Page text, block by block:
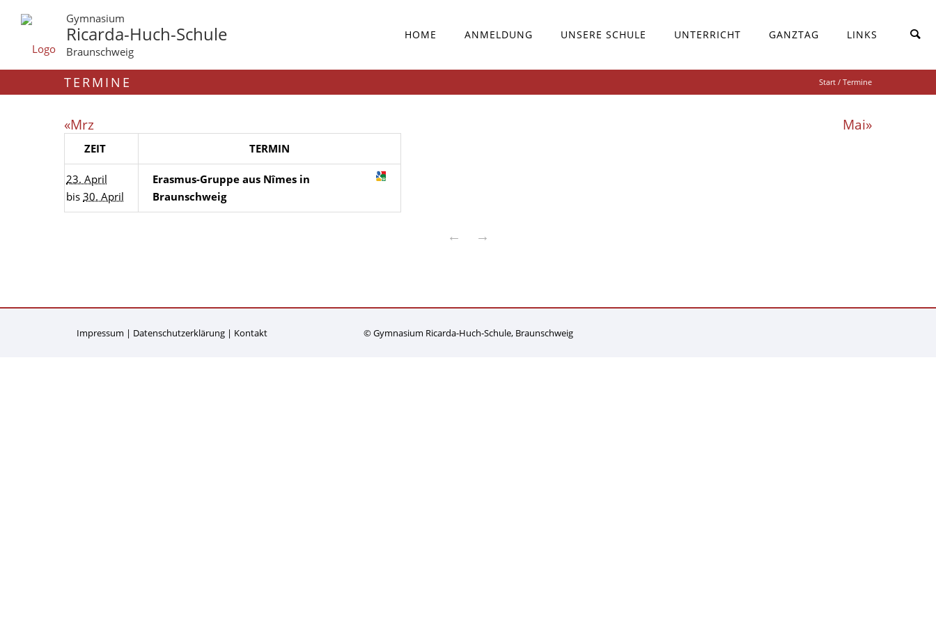
Gymnasium
Ricarda-Huch-Schule
Braunschweig
HOME ANMELDUNG UNSERE SCHULE UNTERRICHT GANZTAG LINKS
TERMINE Start / Termine
«Mrz Mai»
ZEIT TERMIN
23. April
bis 30. April
Erasmus-Gruppe aus Nîmes in
Braunschweig
← →
Impressum Datenschutzerklärung Kontakt © Gymnasium Ricarda-Huch-Schule, Braunschweig